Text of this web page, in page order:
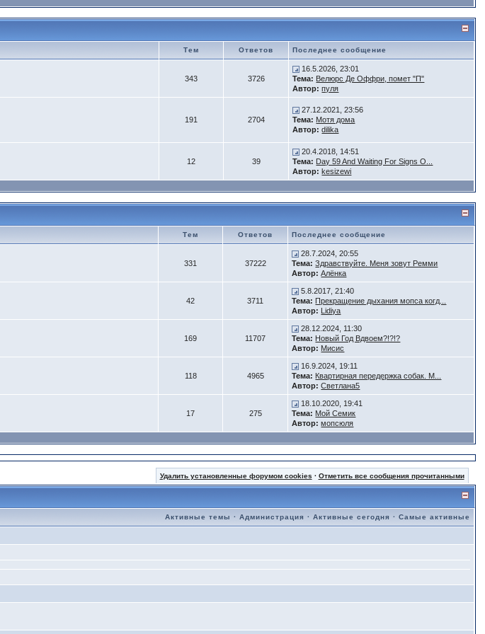
Тем Ответов Последнее сообщение
343 3726
16.5.2026, 23:01
Тема: Велюрс Де Оффри, помет "П"
Автор: пуля
191 2704
27.12.2021, 23:56
Тема: Мотя дома
Автор: dilika
12 39
20.4.2018, 14:51
Тема: Day 59 And Waiting For Signs O...
Автор: kesizewi
Тем Ответов Последнее сообщение
331 37222
28.7.2024, 20:55
Тема: Здравствуйте. Меня зовут Ремми
Автор: Алёнка
42 3711
5.8.2017, 21:40
Тема: Прекращение дыхания мопса когд...
Автор: Lidiya
169 11707
28.12.2024, 11:30
Тема: Новый Год Вдвоем?!?!?
Автор: Мисис
118 4965
16.9.2024, 19:11
Тема: Квартирная передержка собак. М...
Автор: Светлана5
17 275
18.10.2020, 19:41
Тема: Мой Семик
Автор: мопсюля
Удалить установленные форумом cookies · Отметить все сообщения прочитанными
Активные темы ·Администрация ·Активные сегодня ·Самые активные